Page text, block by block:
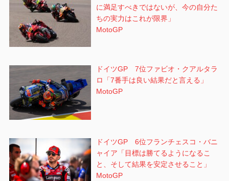
に満足すべきではないが、今の自分た
ちの実力はこれが限界」
MotoGP
ドイツGP 7位ファビオ・クアルタラ
ロ「7番手は良い結果だと言える」
MotoGP
ドイツGP 6位フランチェスコ・バニ
ャイア「目標は勝てるようになるこ
と、そして結果を安定させること」
MotoGP